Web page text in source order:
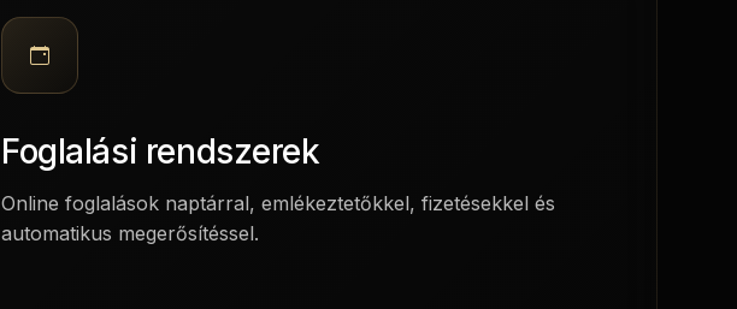
Foglalási rendszerek
Online foglalások naptárral, emlékeztetőkkel, fizetésekkel és
automatikus megerősítéssel.